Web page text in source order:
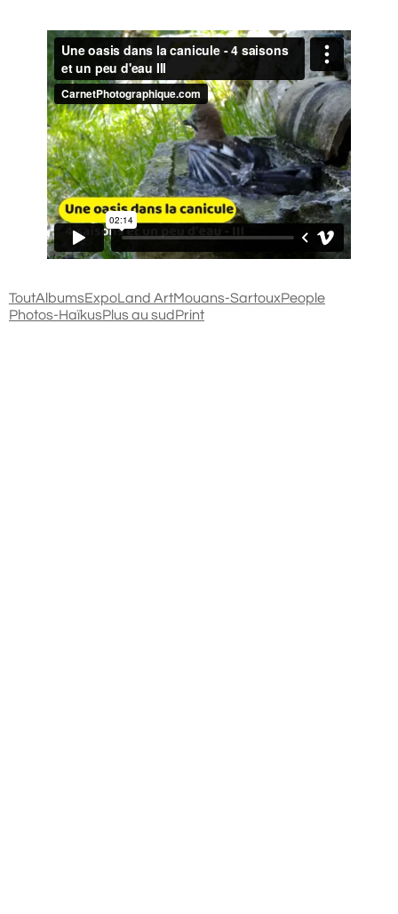
ToutAlbumsExpoLand ArtMouans-SartouxPeople
Photos-HaïkusPlus au sudPrint